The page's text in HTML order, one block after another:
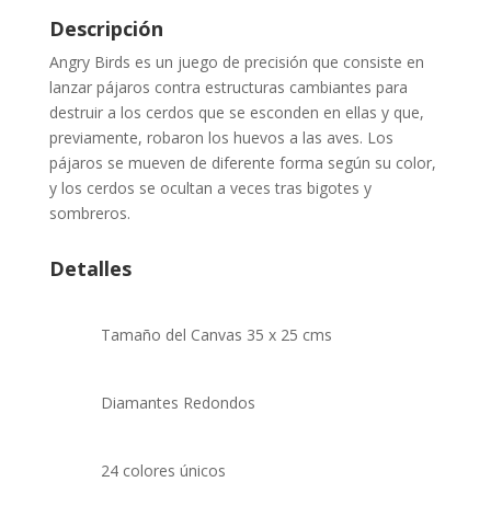
Descripción
Angry Birds es un juego de precisión que consiste en
lanzar pájaros contra estructuras cambiantes para
destruir a los cerdos que se esconden en ellas y que,
previamente, robaron los huevos a las aves. Los
pájaros se mueven de diferente forma según su color,
y los cerdos se ocultan a veces tras bigotes y
sombreros.
Detalles
Tamaño del Canvas 35 x 25 cms
Diamantes Redondos
24 colores únicos